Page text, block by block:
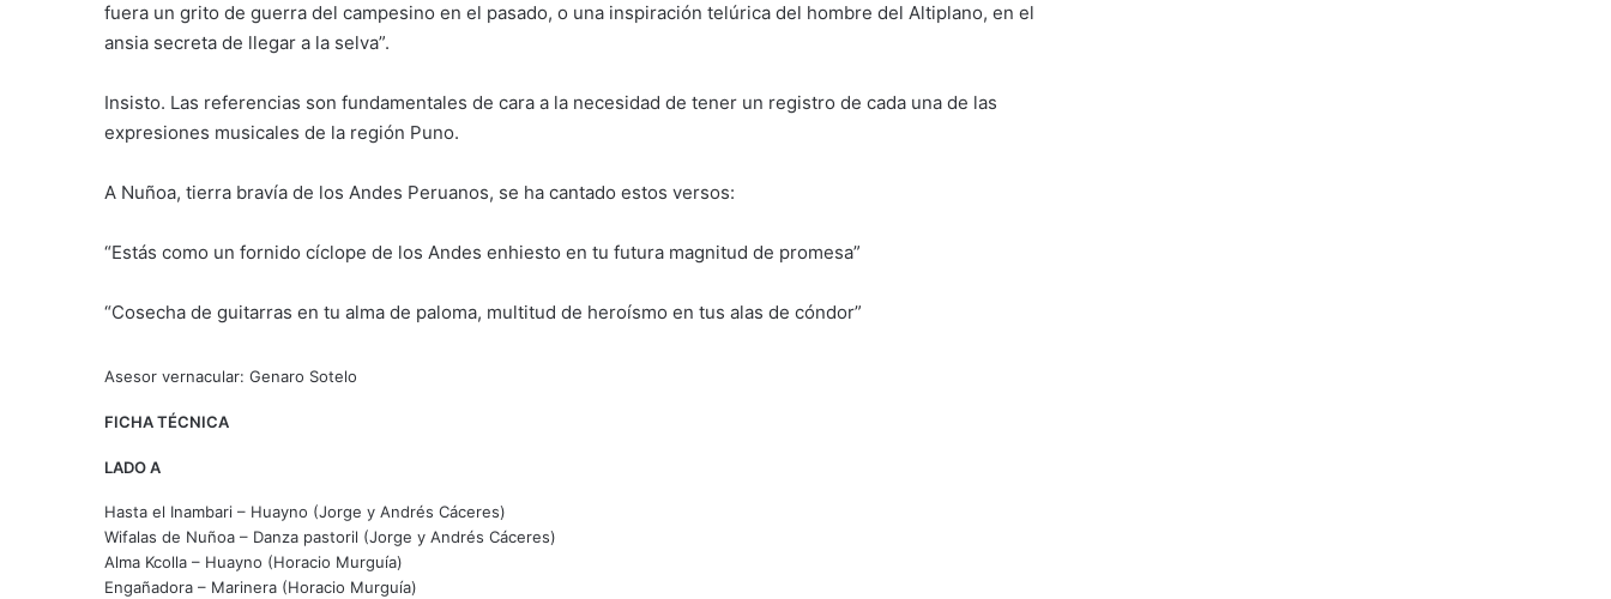
fuera un grito de guerra del campesino en el pasado, o una inspiración telúrica del hombre del Altiplano, en el
ansia secreta de llegar a la selva”.
Insisto. Las referencias son fundamentales de cara a la necesidad de tener un registro de cada una de las
expresiones musicales de la región Puno.
A Nuñoa, tierra bravía de los Andes Peruanos, se ha cantado estos versos:
“Estás como un fornido cíclope de los Andes enhiesto en tu futura magnitud de promesa”
“Cosecha de guitarras en tu alma de paloma, multitud de heroísmo en tus alas de cóndor”
Asesor vernacular: Genaro Sotelo
FICHA TÉCNICA
LADO A
Hasta el Inambari – Huayno (Jorge y Andrés Cáceres)
Wifalas de Nuñoa – Danza pastoril (Jorge y Andrés Cáceres)
Alma Kcolla – Huayno (Horacio Murguía)
Engañadora – Marinera (Horacio Murguía)